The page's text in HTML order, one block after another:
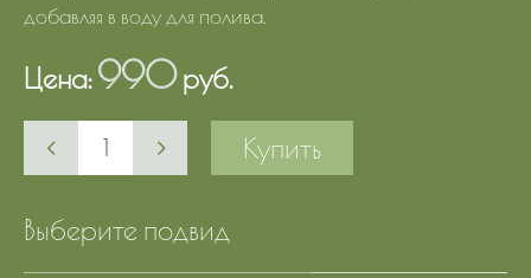
добавляя в воду для полива.
Цена:990руб.
Купить
Выберите подвид